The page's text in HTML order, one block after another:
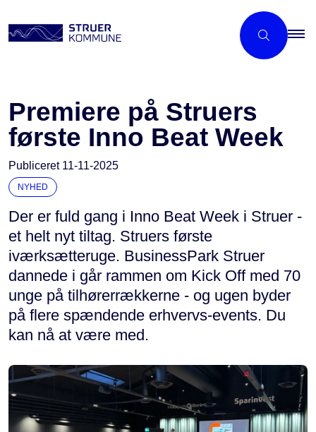
Premiere på Struers
første Inno Beat Week
Publiceret 11-11-2025
NYHED
Der er fuld gang i Inno Beat Week i Struer -
et helt nyt tiltag. Struers første
iværksætteruge. BusinessPark Struer
dannede i går rammen om Kick Off med 70
unge på tilhørerrækkerne - og ugen byder
på flere spændende erhvervs-events. Du
kan nå at være med.